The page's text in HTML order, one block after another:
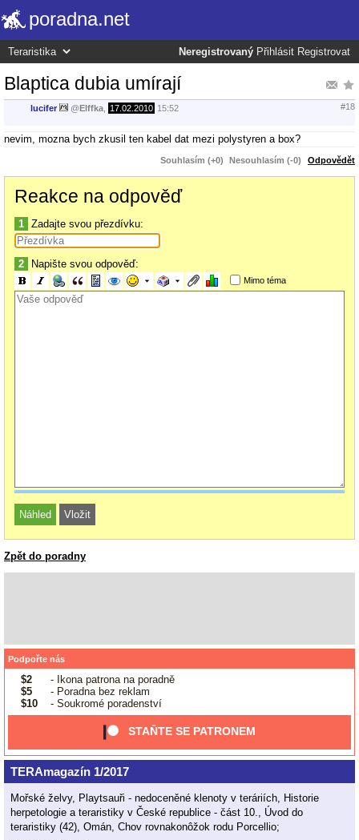
poradna.net
Neregistrovaný Přihlásit Registrovat
Blaptica dubia umírají
lucifer @Elffka 17.02.2010 15:52 #18
nevim, mozna bych zkusil ten kabel dat mezi polystyren a box?
Souhlasím (+0) Nesouhlasím (-0) Odpovědět
Reakce na odpověď
1 Zadajte svou přezdívku:
2 Napište svou odpověď:
Mimo téma
Zpět do poradny
Podpořte nás
$2
- Ikona patrona na poradně
$5
- Poradna bez reklam
$10
- Soukromé poradenství
STAŇTE SE PATRONEM
TERAmagazín 1/2017
Mořské želvy, Playtsauři - nedoceněné klenoty v teráriích, Historie
herpetologie a teraristiky v České republice - část 10., Úvod do
teraristiky (42), Omán, Chov rovnakonôžok rodu Porcellio;